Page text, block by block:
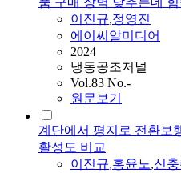
이진규,정영진
에이씨알미디어
2024
냉동공조저널
Vol.83 No.-
원문보기
계단에서 평지로 전환보
활성도 비교
이진규,홍윤노,신